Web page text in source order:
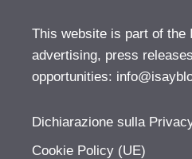
This website is part of the
advertising, press
opportunities:
Dichiarazione sulla
Cookie Policy (UE)